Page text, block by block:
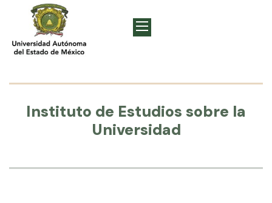
Instituto de Estudios sobre la
Universidad